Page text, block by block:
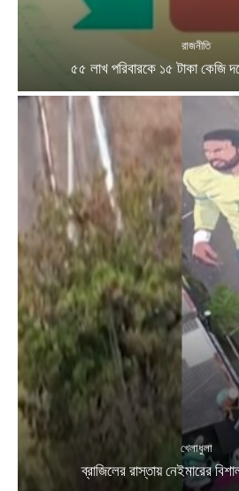
রাজনীতি
৫৫ লাখ পরিবারকে ১৫ টাকা কেজি
খেলাধুলা
ব্রাজিলের রাস্তায় নেইমারের